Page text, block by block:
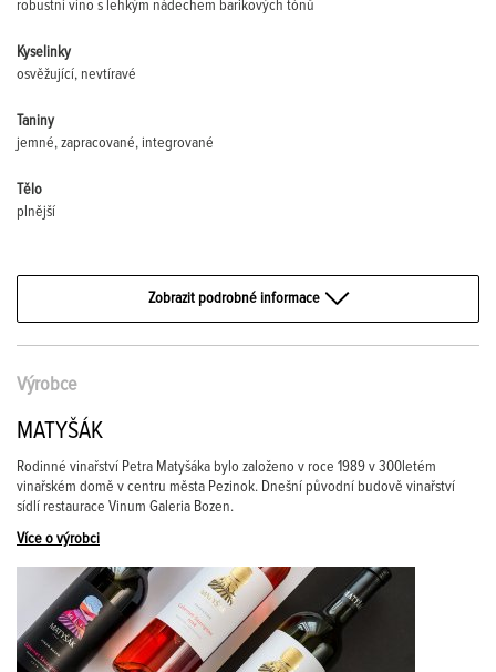
robustní víno s lehkým nádechem barikových tónů
Kyselinky
osvěžující, nevtíravé
Taniny
jemné, zapracované, integrované
Tělo
plnější
Zobrazit podrobné informace
Výrobce
MATYŠÁK
Rodinné vinařství Petra Matyšáka bylo založeno v roce 1989 v 300letém
vinařském domě v centru města Pezinok. Dnešní původní budově vinařství
sídlí restaurace Vinum Galeria Bozen.
Více o výrobci